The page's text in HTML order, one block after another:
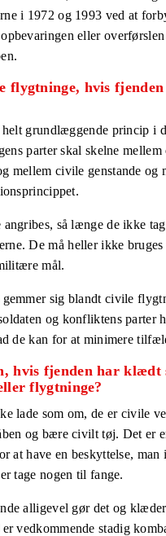
i 1972 og 1993 ved at
eller
flygtninge, hvis fjenden
grundlæggende princip i
parter skal skelne
mellem civile genstande
så længe de ikke
De må heller ikke
mål.
sig blandt civile
og konfliktens parter
de kan for at minimere
hvis fjenden har klædt
flygtninge?
lade som om, de er civile
og bære civilt tøj. Det er
at have en beskyttelse, man
tage nogen til fange.
alligevel gør det og
vedkommende stadig